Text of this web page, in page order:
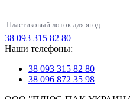
Пластиковый лоток для ягод
Средство для туалета
Туалетная бумага купить в украине
Упаковки для азиатской кухни
Одноразовые контейнеры
Упаковки для салата
Контейнеры для ягод и кондитерских
Одноразовая упаковка ланч-бокс
Одноразовая упаковка
Полипропиленовые черные
Упаковки для лапши бумажные
38 093 315 82 80
Наши телефоны:
38 093 315 82 80
38 096 872 35 98